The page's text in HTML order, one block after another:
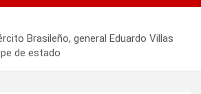
Brasileño, general Eduardo Villas
de estado